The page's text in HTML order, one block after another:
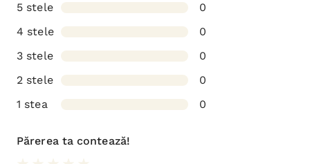
5 stele
0
4 stele
0
3 stele
0
2 stele
0
1 stea
0
Părerea ta contează!